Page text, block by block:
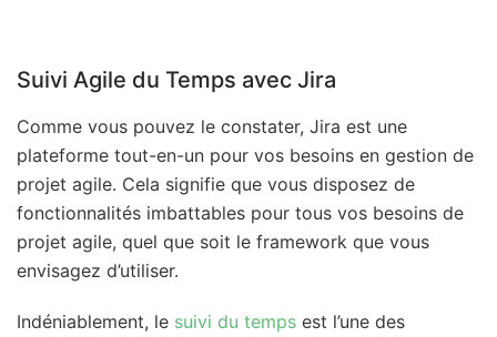
Suivi Agile du Temps avec Jira
Comme vous pouvez le constater, Jira est une
plateforme tout-en-un pour vos besoins en gestion de
projet agile. Cela signifie que vous disposez de
fonctionnalités imbattables pour tous vos besoins de
projet agile, quel que soit le framework que vous
envisagez d’utiliser.
Indéniablement, le suivi du temps est l’une des